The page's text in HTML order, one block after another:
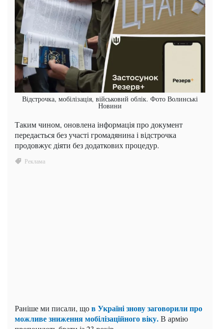
Відстрочка, мобілізація, військовий облік. Фото Волинські
Новини
Таким чином, оновлена ​​інформація про документ
передається без участі громадянина і відстрочка
продовжує діяти без додаткових процедур.
Раніше ми писали, щов Україні знову заговорили про
можливе зниження мобілізаційного віку.В армію